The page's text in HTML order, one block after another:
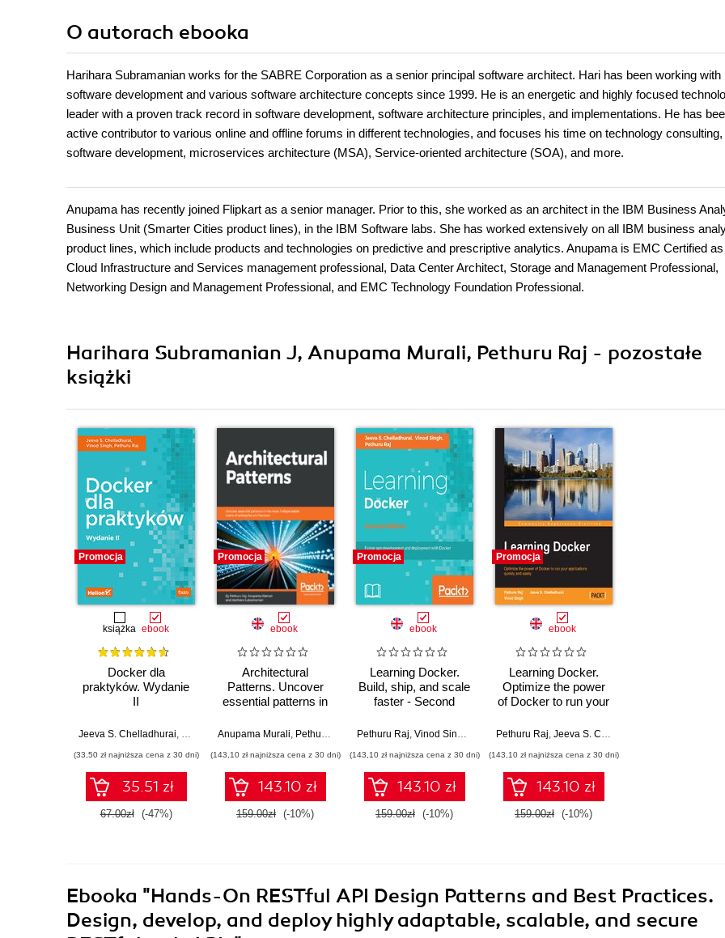
O autorach ebooka
Harihara Subramanian works for the SABRE Corporation as a senior principal software architect. Hari has been working with
software development and various software architecture concepts since 1999. He is an energetic and highly focused
leader with a proven track record in software development, software architecture principles, and implementations. He has
active contributor to various online and offline forums in different technologies, and focuses his time on technology consulting,
software development, microservices architecture (MSA), Service-oriented architecture (SOA), and more.
Anupama has recently joined Flipkart as a senior manager. Prior to this, she worked as an architect in the IBM Business
Business Unit (Smarter Cities product lines), in the IBM Software labs. She has worked extensively on all IBM business
product lines, which include products and technologies on predictive and prescriptive analytics. Anupama is EMC Certified
Cloud Infrastructure and Services management professional, Data Center Architect, Storage and Management Professional,
Networking Design and Management Professional, and EMC Technology Foundation Professional.
Harihara Subramanian J, Anupama Murali, Pethuru Raj - pozostałe
książki
Promocja
książka ebook
Docker dla
praktyków. Wydanie
II
Jeeva S. Chelladhurai Vinod Singh,Pethuru Raj
(33,50 zł najniższa cena z 30 dni)
35.51 zł
67.00zł (-47%)
Promocja
ebook
Architectural
Patterns. Uncover
essential patterns in
indispensable realm
architecture
Anupama Murali Pethuru Raj Harihara Subramanian J Pethuru Raj Chelliah
(143,10 zł najniższa cena z 30 dni)
143.10 zł
159.00zł (-10%)
Promocja
ebook
Learning Docker.
Build, ship, and scale
faster - Second
Pethuru Raj Vinod Singh Jeeva S. Chelladhurai
(143,10 zł najniższa cena z 30 dni)
143.10 zł
159.00zł (-10%)
Promocja
ebook
Learning Docker.
Optimize the power
of Docker to run your
and easily
Pethuru Raj Jeeva S. Chelladhurai
(143,10 zł najniższa cena z 30 dni)
143.10 zł
159.00zł (-10%)
Ebooka "Hands-On RESTful API Design Patterns and Best Practices.
Design, develop, and deploy highly adaptable, scalable, and secure